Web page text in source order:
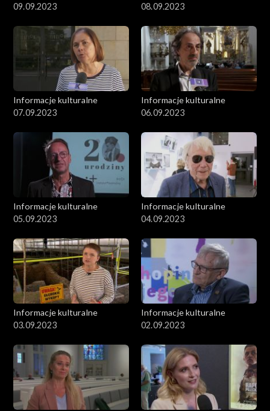
09.09.2023
08.09.2023
Informacje kulturalne
07.09.2023
Informacje kulturalne
06.09.2023
Informacje kulturalne
05.09.2023
Informacje kulturalne
04.09.2023
Informacje kulturalne
03.09.2023
Informacje kulturalne
02.09.2023